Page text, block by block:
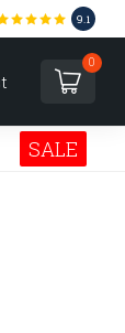
9.1
0
SALE